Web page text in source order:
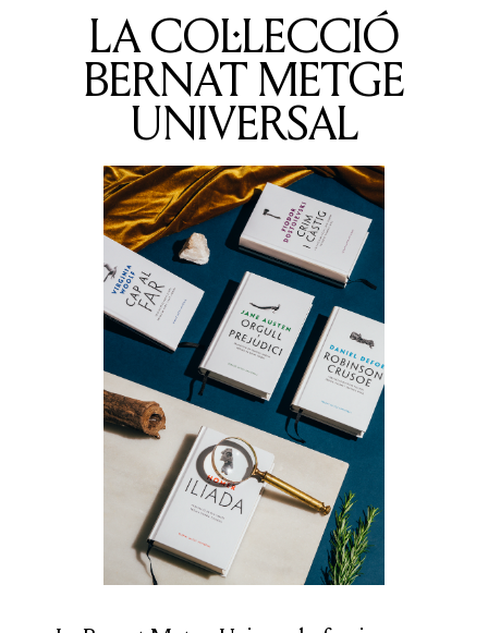
LA COL·LECCIÓ
BERNAT METGE
UNIVERSAL